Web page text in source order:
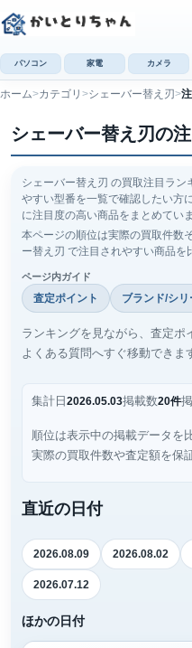
パソコン 家電 カメラ
ホーム カテゴリ シェーバー替え刃
シェーバー替え刃の
シェーバー替え刃 の買取注目ラ
やすい型番を一覧で確認したい方
に注目度の高い商品をまとめていま
本ページの順位は実際の買取件数
ー替え刃 で注目されやすい商品を
ページ内ガイド
査定ポイント ブランド/シリ
ランキングを見ながら、査定ポ
よくある質問へすぐ移動できま
集計日 2026.05.03掲載数20件
順位は表示中の掲載データを
実際の買取件数や査定額を保
直近の日付
2026.08.09 2026.08.02
2026.07.12
ほかの日付